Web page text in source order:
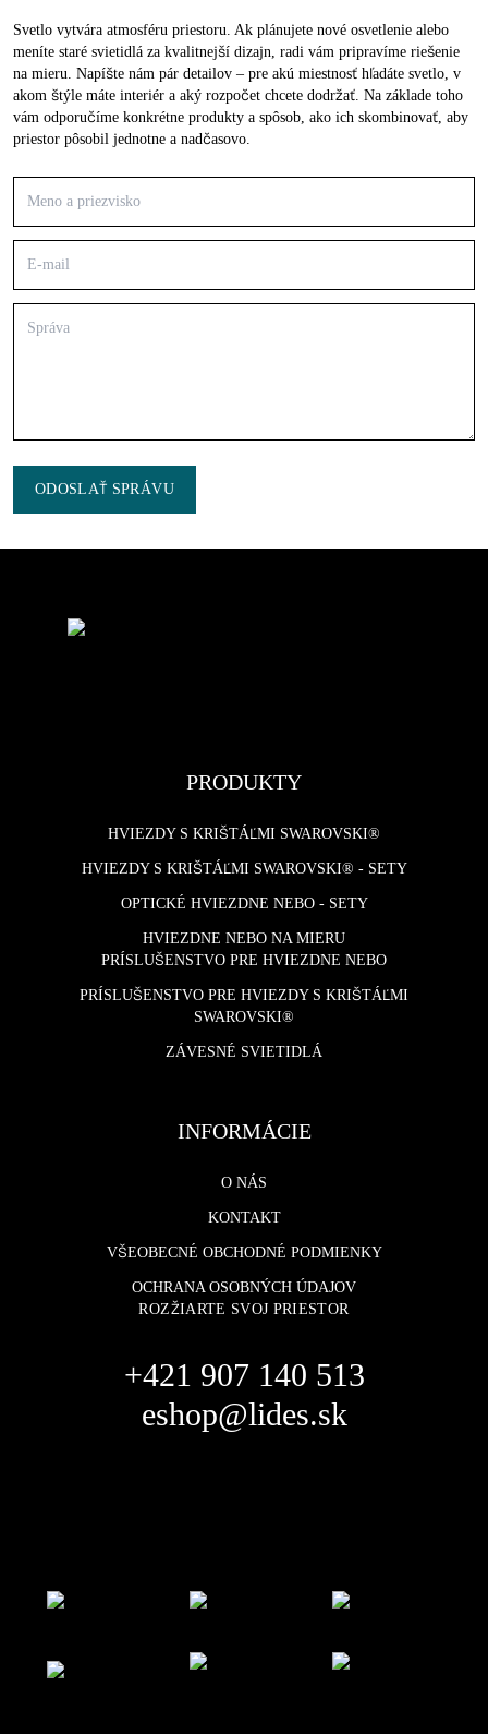
Svetlo vytvára atmosféru priestoru. Ak plánujete nové osvetlenie alebo
meníte staré svietidlá za kvalitnejší dizajn, radi vám pripravíme riešenie
na mieru. Napíšte nám pár detailov – pre akú miestnosť hľadáte svetlo, v
akom štýle máte interiér a aký rozpočet chcete dodržať. Na základe toho
vám odporučíme konkrétne produkty a spôsob, ako ich skombinovať, aby
priestor pôsobil jednotne a nadčasovo.
ODOSLAŤ SPRÁVU
PRODUKTY
HVIEZDY S KRIŠTÁĽMI SWAROVSKI®
HVIEZDY S KRIŠTÁĽMI SWAROVSKI® - SETY
OPTICKÉ HVIEZDNE NEBO - SETY
HVIEZDNE NEBO NA MIERU
PRÍSLUŠENSTVO PRE HVIEZDNE NEBO
PRÍSLUŠENSTVO PRE HVIEZDY S KRIŠTÁĽMI
SWAROVSKI®
ZÁVESNÉ SVIETIDLÁ
INFORMÁCIE
O NÁS
KONTAKT
VŠEOBECNÉ OBCHODNÉ PODMIENKY
OCHRANA OSOBNÝCH ÚDAJOV
ROZŽIARTE SVOJ PRIESTOR
+421 907 140 513
eshop@lides.sk